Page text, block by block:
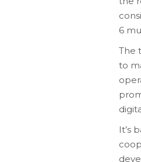
6
The
to
It’s